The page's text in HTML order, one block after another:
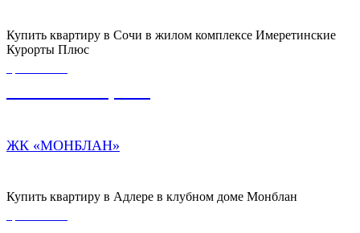
Купить квартиру в Сочи в жилом комплексе Имеретинские
Курорты Плюс
ЖК «МОНБЛАН»
Купить квартиру в Адлере в клубном доме Монблан